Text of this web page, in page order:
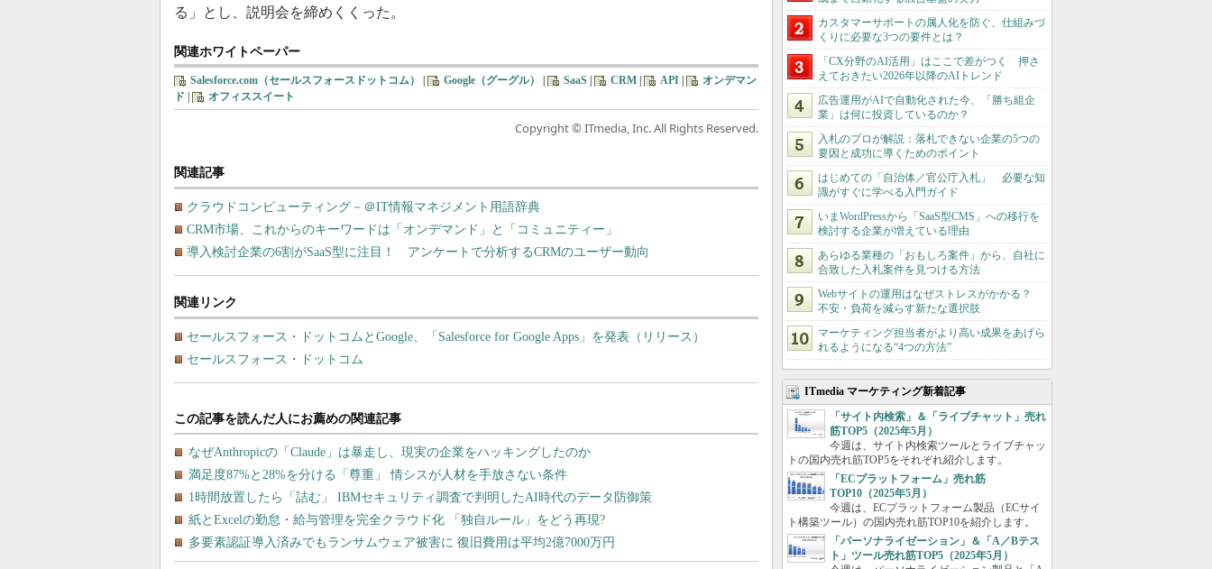
る」とし、説明会を締めくくった。
関連ホワイトペーパー
Salesforce.com（セールスフォースドットコム） Google（グーグル） SaaS CRM API
オンデマン
ド
オフィススイート
Copyright © ITmedia, Inc. All Rights Reserved.
関連記事
クラウドコンピューティング－＠IT情報マネジメント用語辞典
CRM市場、これからのキーワードは「オンデマンド」と「コミュニティー」
導入検討企業の6割がSaaS型に注目！ アンケートで分析するCRMのユーザー動向
関連リンク
セールスフォース・ドットコムとGoogle、「Salesforce for Google Apps」を発表（リリース）
セールスフォース・ドットコム
カスタマーサポートの属人化を防ぐ、仕組みづ
くりに必要な3つの要件とは？
「CX分野のAI活用」はここで差がつく 押さ
えておきたい2026年以降のAIトレンド
広告運用がAIで自動化された今、「勝ち組企
業」は何に投資しているのか？
入札のプロが解説：落札できない企業の5つの
要因と成功に導くためのポイント
はじめての「自治体／官公庁入札」 必要な知
識がすぐに学べる入門ガイド
いまWordPressから「SaaS型CMS」への移行を
検討する企業が増えている理由
あらゆる業種の「おもしろ案件」から、自社に
合致した入札案件を見つける方法
Webサイトの運用はなぜストレスがかかる？
不安・負荷を減らす新たな選択肢
マーケティング担当者がより高い成果をあげら
れるようになる“4つの方法”
ITmedia マーケティング新着記事
「サイト内検索」＆「ライブチャット」売れ
筋TOP5（2025年5月）
今週は、サイト内検索ツールとライブチャッ
トの国内売れ筋TOP5をそれぞれ紹介します。
「ECプラットフォーム」売れ筋
TOP10（2025年5月）
今週は、ECプラットフォーム製品（ECサイ
ト構築ツール）の国内売れ筋TOP10を紹介します。
「パーソナライゼーション」＆「A／Bテス
ト」ツール売れ筋TOP5（2025年5月）